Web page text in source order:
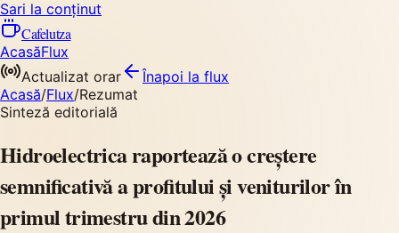
Sari la conținut
Cafelutza
AcasăFlux
Actualizat orar
Înapoi la flux
Acasă/Flux/Rezumat
Sinteză editorială
Hidroelectrica raportează o creștere
semnificativă a profitului și veniturilor în
primul trimestru din 2026